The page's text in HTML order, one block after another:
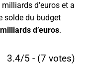
milliards d’euros et a
solde du budget
d’euros.
3.4/5 - (7 votes)